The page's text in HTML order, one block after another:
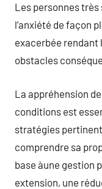
Les personnes
l’anxiété de façon
exacerbée rendant
obstacles
La appréhension
conditions est
stratégies
comprendre sa
base àune gestion
extension, une